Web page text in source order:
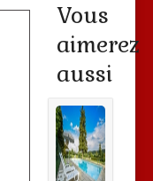
Vous
aimerez
aussi